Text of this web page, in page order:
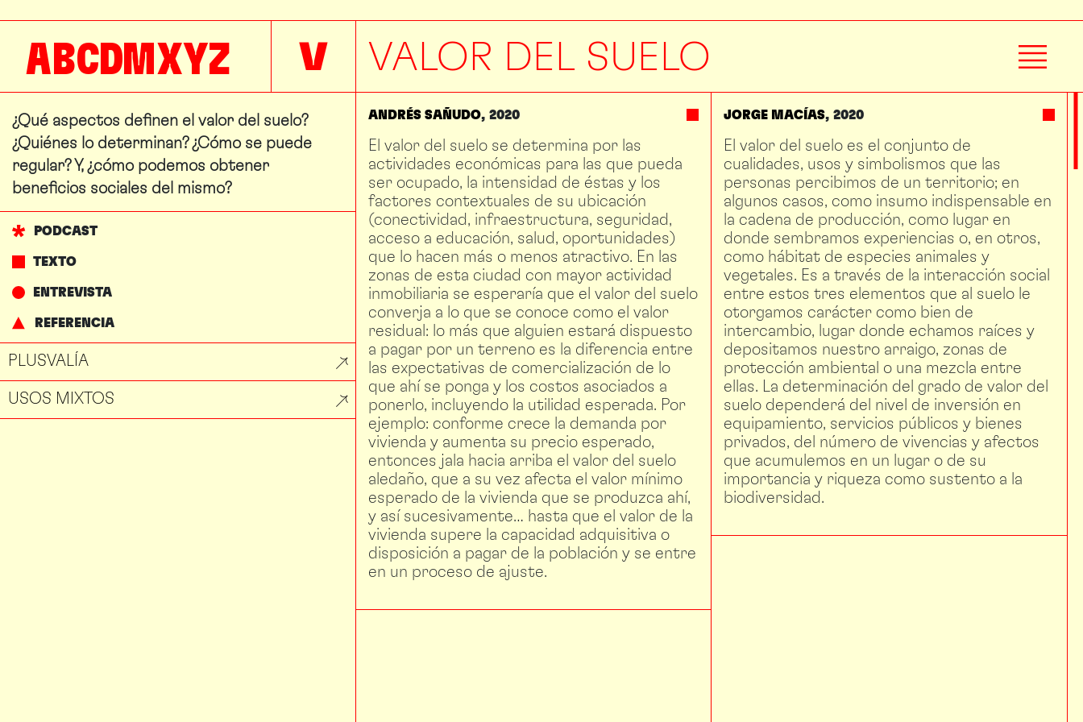
ABCDMXYZ V VALOR DEL SUELO
¿Qué aspectos definen el valor del suelo?
¿Quiénes lo determinan? ¿Cómo se puede
regular? Y, ¿cómo podemos obtener
beneficios sociales del mismo?
PODCAST
TEXTO
ENTREVISTA
REFERENCIA
PLUSVALÍA
USOS MIXTOS
ANDRÉS SAÑUDO 2020
El valor del suelo se determina por las
actividades económicas para las que pueda
ser ocupado, la intensidad de éstas y los
factores contextuales de su ubicación
(conectividad, infraestructura, seguridad,
acceso a educación, salud, oportunidades)
que lo hacen más o menos atractivo. En las
zonas de esta ciudad con mayor actividad
inmobiliaria se esperaría que el valor del suelo
converja a lo que se conoce como el valor
residual: lo más que alguien estará dispuesto
a pagar por un terreno es la diferencia entre
las expectativas de comercialización de lo
que ahí se ponga y los costos asociados a
ponerlo, incluyendo la utilidad esperada. Por
ejemplo: conforme crece la demanda por
vivienda y aumenta su precio esperado,
entonces jala hacia arriba el valor del suelo
aledaño, que a su vez afecta el valor mínimo
esperado de la vivienda que se produzca ahí,
y así sucesivamente… hasta que el valor de la
vivienda supere la capacidad adquisitiva o
disposición a pagar de la población y se entre
en un proceso de ajuste.
JORGE MACÍAS 2020
El valor del suelo es el conjunto de
cualidades, usos y simbolismos que las
personas percibimos de un territorio; en
algunos casos, como insumo indispensable en
la cadena de producción, como lugar en
donde sembramos experiencias o, en otros,
como hábitat de especies animales y
vegetales. Es a través de la interacción social
entre estos tres elementos que al suelo le
otorgamos carácter como bien de
intercambio, lugar donde echamos raíces y
depositamos nuestro arraigo, zonas de
protección ambiental o una mezcla entre
ellas. La determinación del grado de valor del
suelo dependerá del nivel de inversión en
equipamiento, servicios públicos y bienes
privados, del número de vivencias y afectos
que acumulemos en un lugar o de su
importancia y riqueza como sustento a la
biodiversidad.